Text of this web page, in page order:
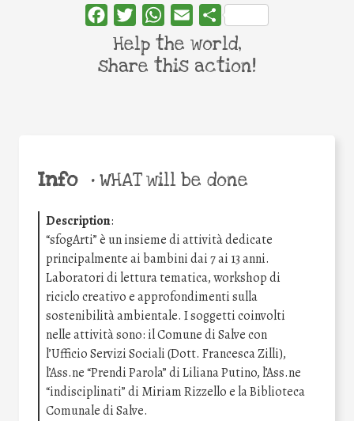
Info •WHAT will be done
Description:
“sfogArti” è un insieme di attività dedicate
principalmente ai bambini dai 7 ai 13 anni.
Laboratori di lettura tematica, workshop di
riciclo creativo e approfondimenti sulla
sostenibilità ambientale. I soggetti coinvolti
nelle attività sono: il Comune di Salve con
l’Ufficio Servizi Sociali (Dott. Francesca Zilli),
l’Ass.ne “Prendi Parola” di Liliana Putino, l’Ass.ne
“indisciplinati” di Miriam Rizzello e la Biblioteca
Comunale di Salve.
FacebookTwitterWhatsApp
Email Share
Help the world,
share this action!